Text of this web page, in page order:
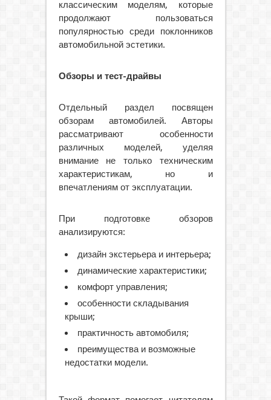
классическим моделям, которые
продолжают пользоваться
популярностью среди поклонников
автомобильной эстетики.
Обзоры и тест-драйвы
Отдельный раздел посвящен
обзорам автомобилей. Авторы
рассматривают особенности
различных моделей, уделяя
внимание не только техническим
характеристикам, но и
впечатлениям от эксплуатации.
При подготовке обзоров
анализируются:
дизайн экстерьера и интерьера;
динамические характеристики;
комфорт управления;
особенности складывания
крыши;
практичность автомобиля;
преимущества и возможные
недостатки модели.